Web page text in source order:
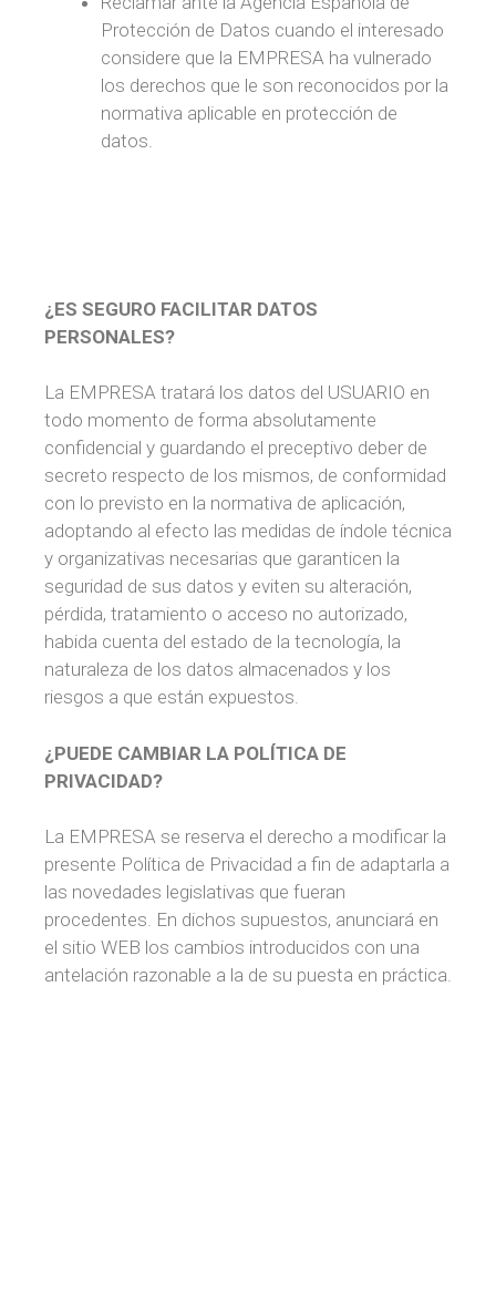
Protección de Datos cuando el interesado
considere que la EMPRESA ha vulnerado
los derechos que le son reconocidos por la
normativa aplicable en protección de
datos.
¿ES SEGURO FACILITAR DATOS
PERSONALES?
La EMPRESA tratará los datos del USUARIO en
todo momento de forma absolutamente
confidencial y guardando el preceptivo deber de
secreto respecto de los mismos, de conformidad
con lo previsto en la normativa de aplicación,
adoptando al efecto las medidas de índole técnica
y organizativas necesarias que garanticen la
seguridad de sus datos y eviten su alteración,
pérdida, tratamiento o acceso no autorizado,
habida cuenta del estado de la tecnología, la
naturaleza de los datos almacenados y los
riesgos a que están expuestos.
¿PUEDE CAMBIAR LA POLÍTICA DE
PRIVACIDAD?
La EMPRESA se reserva el derecho a modificar la
presente Política de Privacidad a fin de adaptarla a
las novedades legislativas que fueran
procedentes. En dichos supuestos, anunciará en
el sitio WEB los cambios introducidos con una
antelación razonable a la de su puesta en práctica.